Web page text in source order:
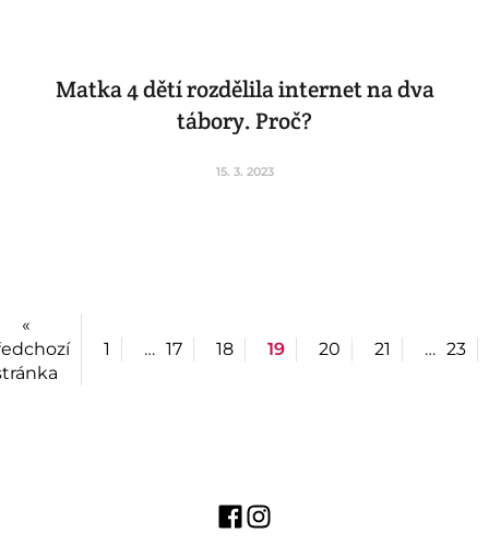
Matka 4 dětí rozdělila internet na dva
tábory. Proč?
15. 3. 2023
«
1 … 17 18 19 20 21 … 23